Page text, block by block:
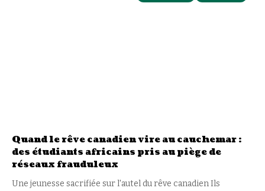
Quand le rêve canadien vire au cauchemar :
des étudiants africains pris au piège de
réseaux frauduleux
Une jeunesse sacrifiée sur l'autel du rêve canadien Ils